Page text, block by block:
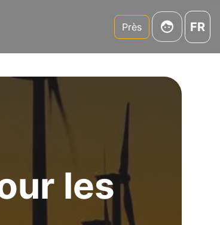
Près FR
les